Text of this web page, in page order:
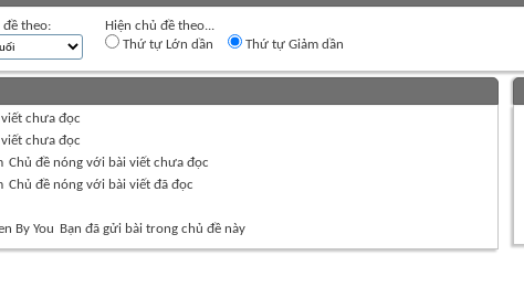
đề theo:
Hiện chủ đề theo...
Thứ tự Lớn dần
Thứ tự Giảm dần
chưa đọc
chưa đọc
Chủ đề nóng với bài viết chưa đọc
Chủ đề nóng với bài viết đã đọc
Bạn đã gửi bài trong chủ đề này